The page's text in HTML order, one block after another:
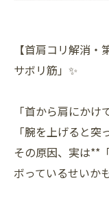
【首肩コリ解消
サボリ筋」✨
「首から肩にかけ
「腕を上げると突
その原因、実は**
ボっているせいか